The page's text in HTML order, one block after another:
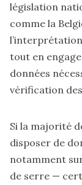
législation
comme la
tout en
données
vérification
Si la majorité
disposer de
notamment
de serre —